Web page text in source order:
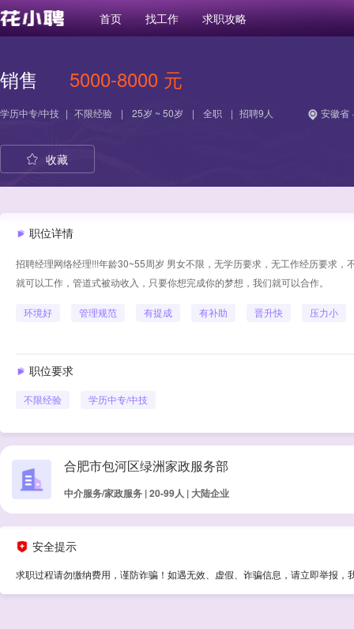
首页 找工作 求职攻略
销售 5000-8000 元
学历中专/中技 | 不限经验 | 25岁 ~ 50岁 | 全职 | 招聘9人 安徽省
收藏
职位详情
招聘经理网络经理!!!年龄30~55周岁 男女不限，无学历要求，无工作经历要求
就可以工作，管道式被动收入，只要你想完成你的梦想，我们就可以合作。
环境好 管理规范 有提成 有补助 晋升快 压力小
职位要求
不限经验 学历中专/中技
合肥市包河区绿洲家政服务部
中介服务/家政服务 | 20-99人 | 大陆企业
安全提示
求职过程请勿缴纳费用，谨防诈骗！如遇无效、虚假、诈骗信息，请立即举报，